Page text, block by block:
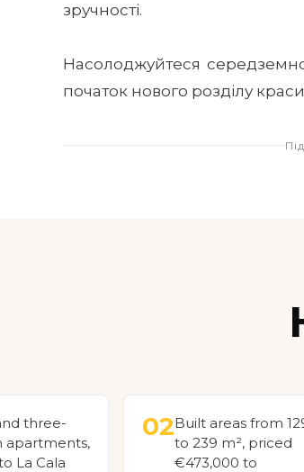
зручності.
Насолоджуйтеся
початок нового розділу
three-
apartments,
La Cala
02Built areas from
to 239 m², priced
€473,000 to